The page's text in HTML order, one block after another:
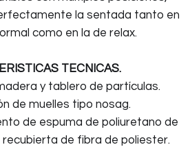
la sentada tanto en
como en la de relax.
TECNICAS.
y tablero de partículas.
de muelles tipo nosag.
de espuma de poliuretano de
recubierta de fibra de poliester.